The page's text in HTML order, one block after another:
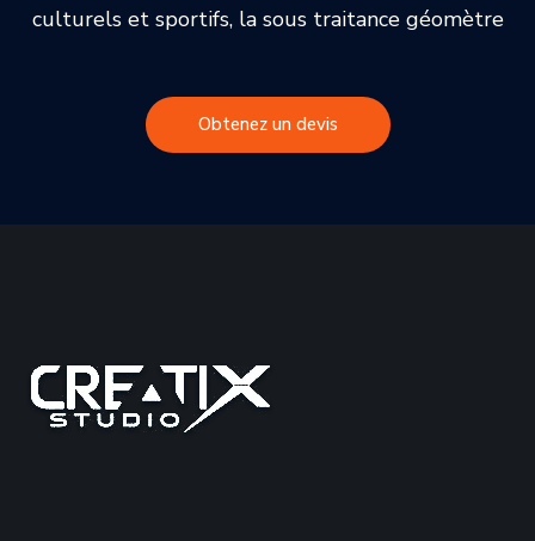
culturels et sportifs, la sous traitance géomètre
Obtenez un devis